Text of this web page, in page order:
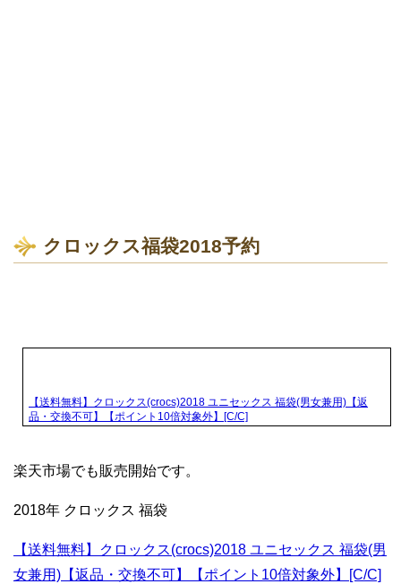
クロックス福袋2018予約
【送料無料】クロックス(crocs)2018 ユニセックス 福袋(男女兼用)【返
品・交換不可】【ポイント10倍対象外】[C/C]
楽天市場でも販売開始です。
2018年 クロックス 福袋
【送料無料】クロックス(crocs)2018 ユニセックス 福袋(男
女兼用)【返品・交換不可】【ポイント10倍対象外】[C/C]